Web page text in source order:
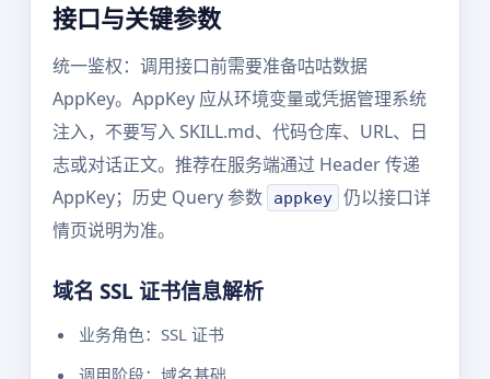
接口与关键参数
统一鉴权：调用接口前需要准备咕咕数据
AppKey。AppKey 应从环境变量或凭据管理系统
注入，不要写入 SKILL.md、代码仓库、URL、日
志或对话正文。推荐在服务端通过 Header 传递
AppKey；历史 Query 参数
appkey 仍以接口详
情页说明为准。
域名 SSL 证书信息解析
业务角色：SSL 证书
调用阶段：域名基础